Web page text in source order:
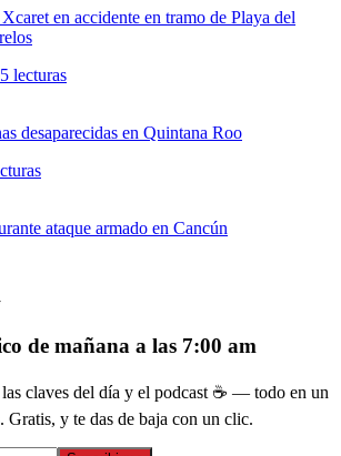
en accidente en tramo de Playa del
lecturas
desaparecidas en Quintana Roo
ataque armado en Cancún
de mañana a las 7:00 am
claves del día y el podcast ☕ — todo en un
Gratis, y te das de baja con un clic.